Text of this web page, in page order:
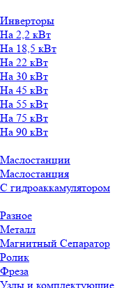
Инверторы
На 2,2 кВт
На 18,5 кВт
На 22 кВт
На 30 кВт
На 45 кВт
На 55 кВт
На 75 кВт
На 90 кВт
Маслостанции
Маслостанция
С гидроаккамулятором
Разное
Металл
Магнитный Сепаратор
Ролик
Фреза
Узлы и комплектующие